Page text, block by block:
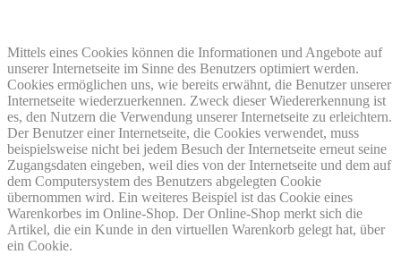
Mittels eines Cookies können die Informationen und Angebote auf
unserer Internetseite im Sinne des Benutzers optimiert werden.
Cookies ermöglichen uns, wie bereits erwähnt, die Benutzer unserer
Internetseite wiederzuerkennen. Zweck dieser Wiedererkennung ist
es, den Nutzern die Verwendung unserer Internetseite zu erleichtern.
Der Benutzer einer Internetseite, die Cookies verwendet, muss
beispielsweise nicht bei jedem Besuch der Internetseite erneut seine
Zugangsdaten eingeben, weil dies von der Internetseite und dem auf
dem Computersystem des Benutzers abgelegten Cookie
übernommen wird. Ein weiteres Beispiel ist das Cookie eines
Warenkorbes im Online-Shop. Der Online-Shop merkt sich die
Artikel, die ein Kunde in den virtuellen Warenkorb gelegt hat, über
ein Cookie.